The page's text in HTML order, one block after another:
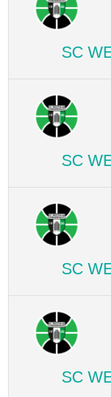
SC
SC
SC
SC